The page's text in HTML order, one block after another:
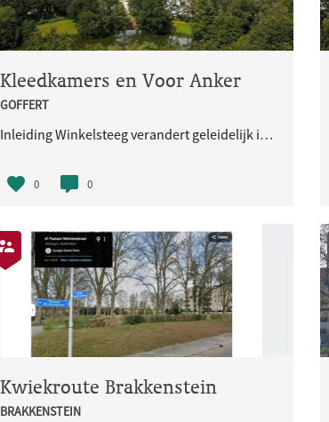
Kleedkamers en Voor Anker
GOFFERT
Inleiding Winkelsteeg verandert geleidelijk in een werk- én woongebied. Het gebied ligt midden in Nijmegen, tussen het Maas-Waalkanaal, parken, wegen, bestaande wijken en bedrijven. De komende jaren worden in Winkelsteeg meer dan 6.000 woninge
0 0
Kwiekroute Brakkenstein
BRAKKENSTEIN